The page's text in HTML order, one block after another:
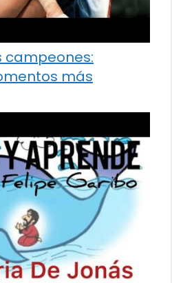
campeones:
más